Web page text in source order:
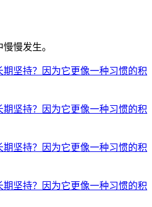
慢发生。